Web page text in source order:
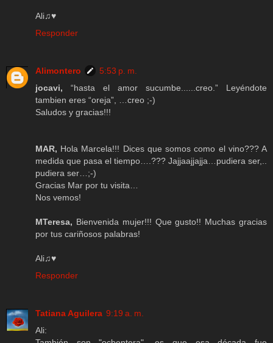
Ali♫♥
Responder
Alimontero
5:53 p. m.
jocavi, “hasta el amor sucumbe......creo.” Leyéndote
tambien eres “oreja”, …creo ;-)
Saludos y gracias!!!
MAR, Hola Marcela!!! Dices que somos como el vino??? A
medida que pasa el tiempo….??? Jajjaajjajja…pudiera ser,..
pudiera ser…;-)
Gracias Mar por tu visita…
Nos vemos!
MTeresa, Bienvenida mujer!!! Que gusto!! Muchas gracias
por tus cariñosos palabras!
Ali♫♥
Responder
Tatiana Aguilera 9:19 a. m.
Ali: